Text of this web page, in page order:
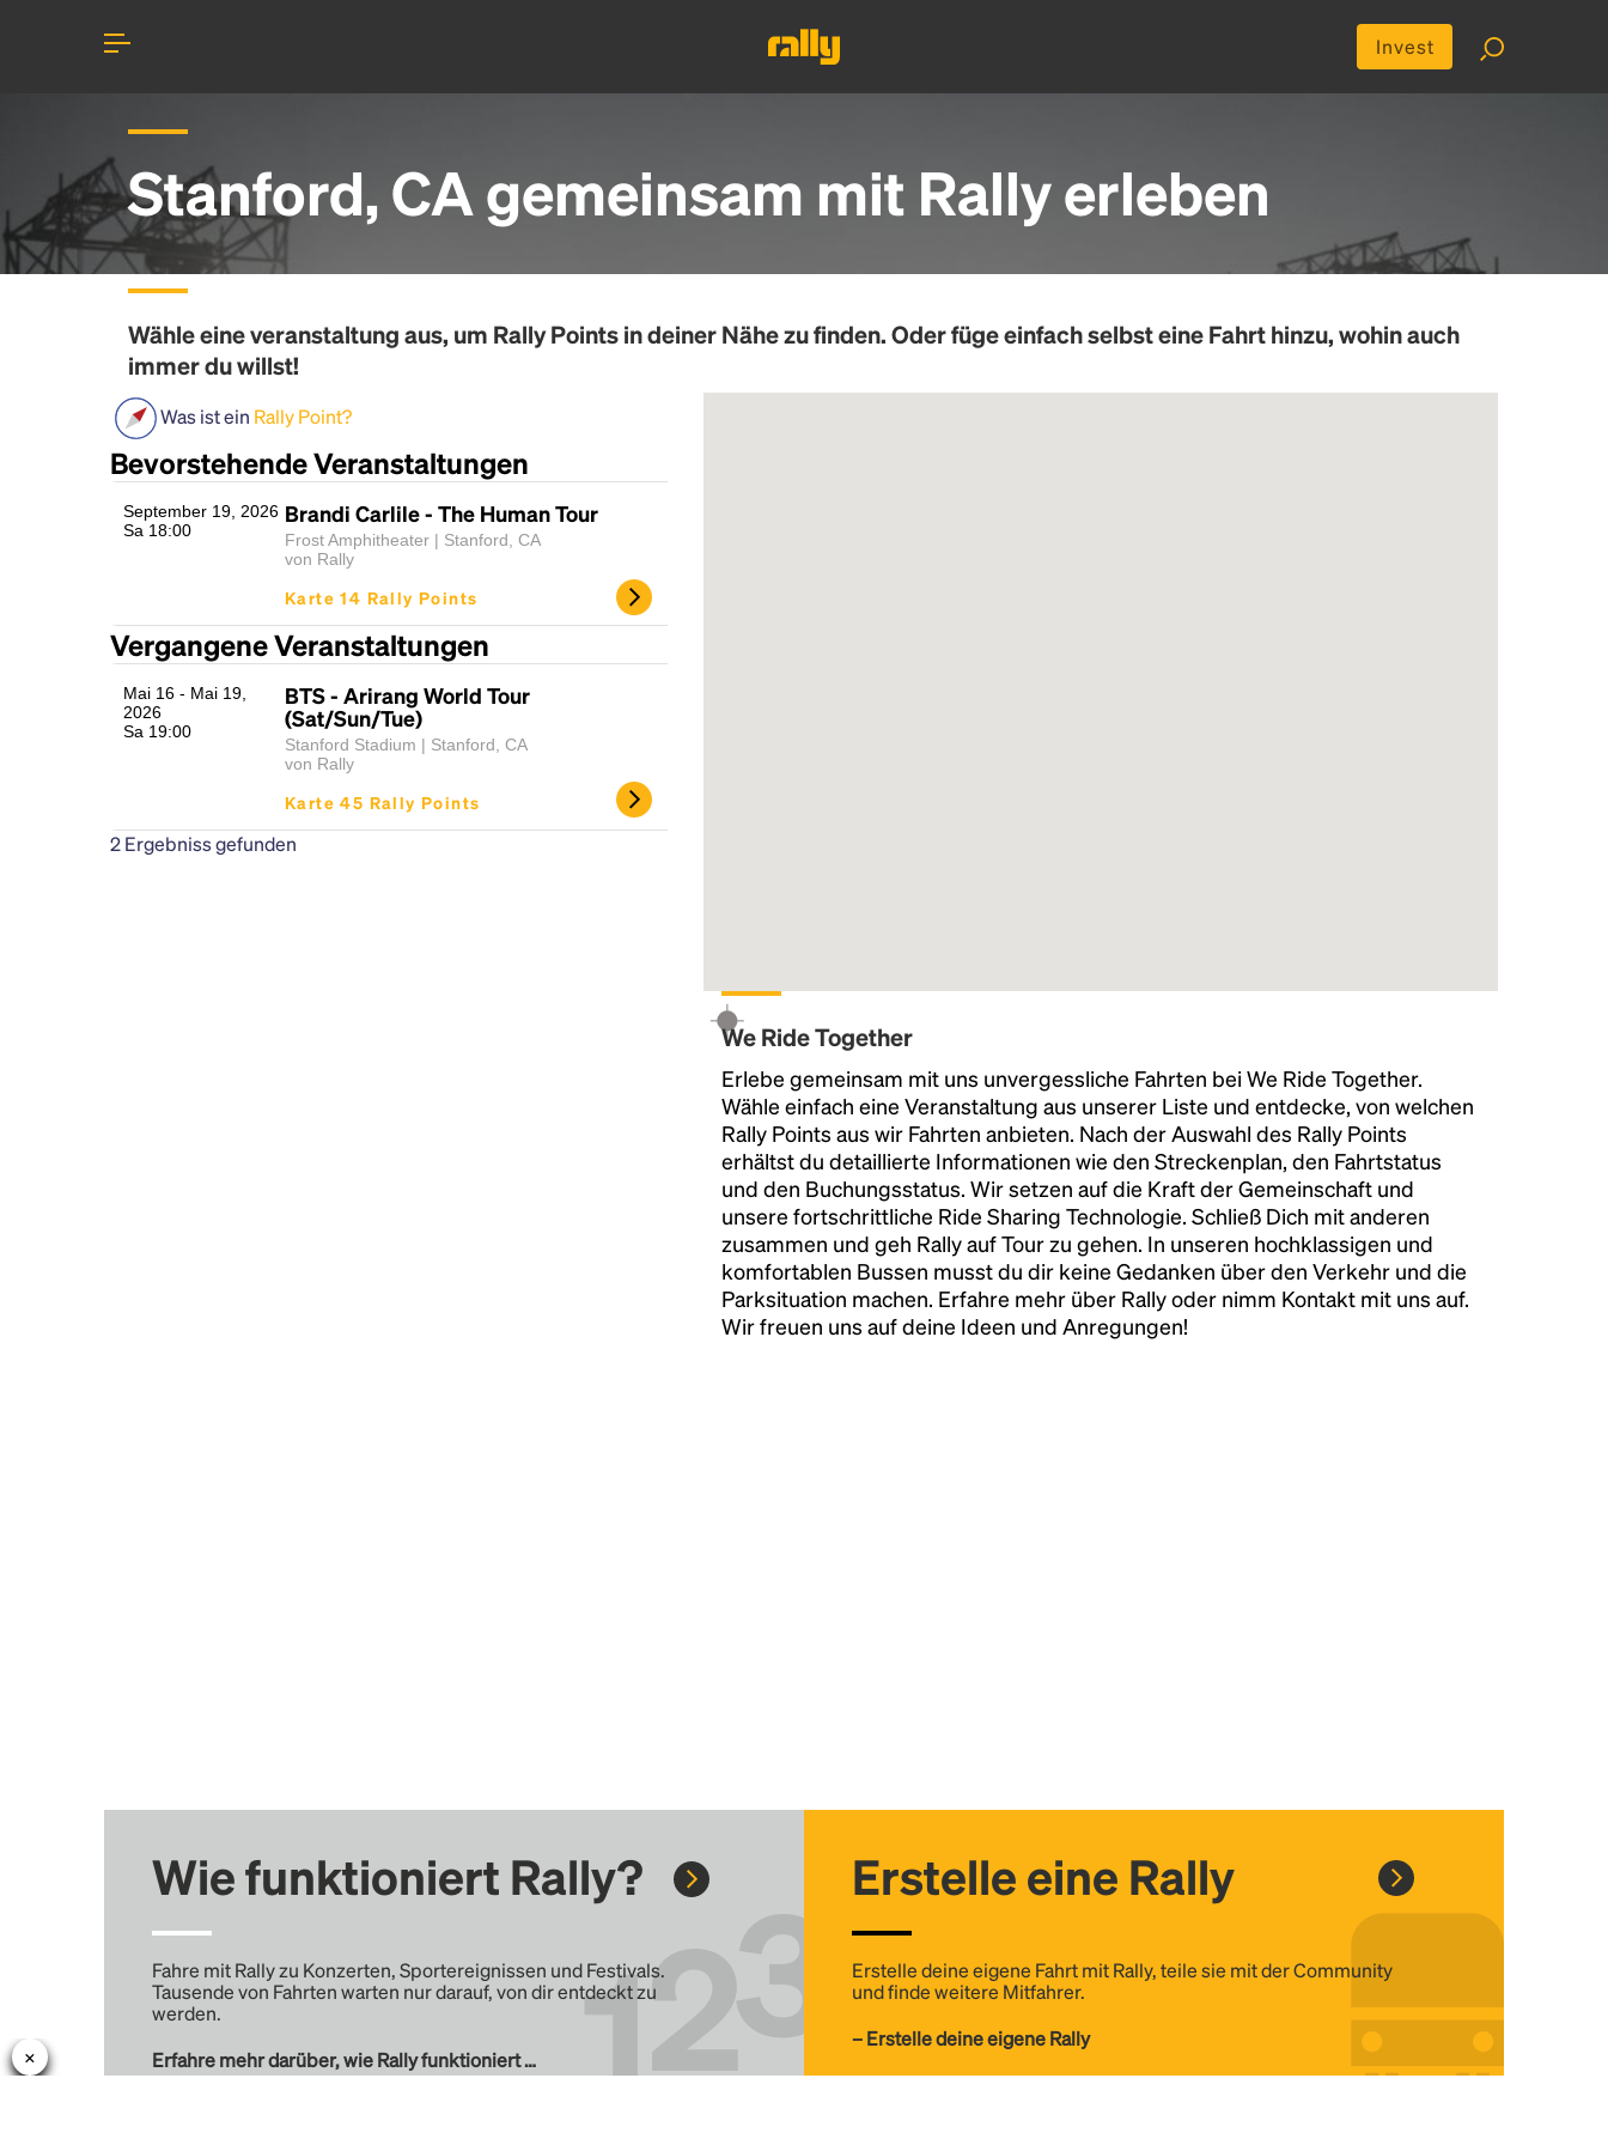
Invest
Stanford, CA gemeinsam mit Rally erleben
Wähle eine veranstaltung aus, um Rally Pointsin deiner Nähe zu finden. Oder füge einfach selbst eine Fahrt hinzu, wohin auch
immer du willst!
Was ist ein Rally Point?
Bevorstehende Veranstaltungen
September 19, 2026
Sa 18:00
Brandi Carlile - The Human Tour
Frost Amphitheater | Stanford, CA
von Rally
Karte 14 Rally Points
Vergangene Veranstaltungen
Mai 16 - Mai 19,
2026
Sa 19:00
BTS - Arirang World Tour
(Sat/Sun/Tue)
Stanford Stadium | Stanford, CA
von Rally
Karte 45 Rally Points
2Ergebniss gefunden
We Ride Together
Erlebe gemeinsam mit uns unvergessliche Fahrten bei We Ride Together.
Wähle einfach eine Veranstaltung aus unserer Liste und entdecke, von welchen
Rally Points aus wir Fahrten anbieten. Nach der Auswahl des Rally Points
erhältst du detaillierte Informationen wie den Streckenplan, den Fahrtstatus
und den Buchungsstatus. Wir setzen auf die Kraft der Gemeinschaft und
unsere fortschrittliche Ride Sharing Technologie. Schließ Dich mit anderen
zusammen und geh Rally auf Tour zu gehen. In unseren hochklassigen und
komfortablen Bussen musst du dir keine Gedanken über den Verkehr und die
Parksituation machen. Erfahre mehr über Rally oder nimm Kontakt mit uns auf.
Wir freuen uns auf deine Ideen und Anregungen!
Wie funktioniert Rally?
Fahre mit Rally zu Konzerten, Sportereignissen und Festivals.
Tausende von Fahrten warten nur darauf, von dir entdeckt zu
werden.
Erfahre mehr darüber, wie Rally funktioniert …
Erstelle eine Rally
Erstelle deine eigene Fahrt mit Rally, teile sie mit der Community
und finde weitere Mitfahrer.
– Erstelle deine eigene Rally
dummy text ever since the 1500s, when an
unknown printer took a galley of type and
scrambled it to make a type specimen book. It
has survived not only five centuries, but also
the leap into electronic typesetting, remaining
essentially unchanged.